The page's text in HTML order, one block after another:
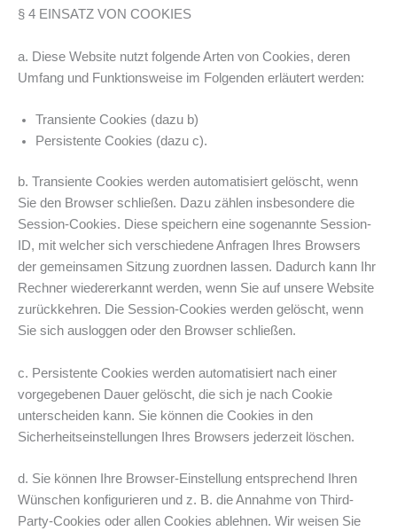
§ 4 EINSATZ VON COOKIES
a. Diese Website nutzt folgende Arten von Cookies, deren
Umfang und Funktionsweise im Folgenden erläutert werden:
Transiente Cookies (dazu b)
Persistente Cookies (dazu c).
b. Transiente Cookies werden automatisiert gelöscht, wenn
Sie den Browser schließen. Dazu zählen insbesondere die
Session-Cookies. Diese speichern eine sogenannte Session-
ID, mit welcher sich verschiedene Anfragen Ihres Browsers
der gemeinsamen Sitzung zuordnen lassen. Dadurch kann Ihr
Rechner wiedererkannt werden, wenn Sie auf unsere Website
zurückkehren. Die Session-Cookies werden gelöscht, wenn
Sie sich ausloggen oder den Browser schließen.
c. Persistente Cookies werden automatisiert nach einer
vorgegebenen Dauer gelöscht, die sich je nach Cookie
unterscheiden kann. Sie können die Cookies in den
Sicherheitseinstellungen Ihres Browsers jederzeit löschen.
d. Sie können Ihre Browser-Einstellung entsprechend Ihren
Wünschen konfigurieren und z. B. die Annahme von Third-
Party-Cookies oder allen Cookies ablehnen. Wir weisen Sie